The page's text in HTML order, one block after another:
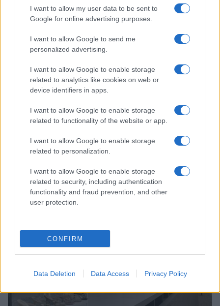
I want to allow my user data to be sent to
Google for online advertising purposes.
I want to allow Google to send me
personalized advertising.
I want to allow Google to enable storage
related to analytics like cookies on web or
device identifiers in apps.
I want to allow Google to enable storage
related to functionality of the website or app.
I want to allow Google to enable storage
related to personalization.
I want to allow Google to enable storage
related to security, including authentication
functionality and fraud prevention, and other
user protection.
CONFIRM
Data Deletion Data Access Privacy Policy
Continua a leggere
LIFESTYLE
Sri Lanka: itinerari tra spiritualità, architettura e
spiagge paradisiache
Matteo Pellegrino · 8 Ago 2026